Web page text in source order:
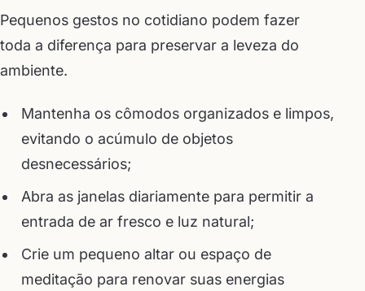
Pequenos gestos no cotidiano podem fazer
toda a diferença para preservar a leveza do
ambiente.
Mantenha os cômodos organizados e limpos,
evitando o acúmulo de objetos
desnecessários;
Abra as janelas diariamente para permitir a
entrada de ar fresco e luz natural;
Crie um pequeno altar ou espaço de
meditação para renovar suas energias